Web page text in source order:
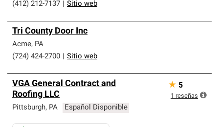
(412) 212-7137
Sitio web
Tri County Door Inc
Acme, PA
(724) 424-2700
Sitio web
VGA General Contract and
Roofing LLC
Pittsburgh, PA Español Disponible
★ 5
1 reseñas